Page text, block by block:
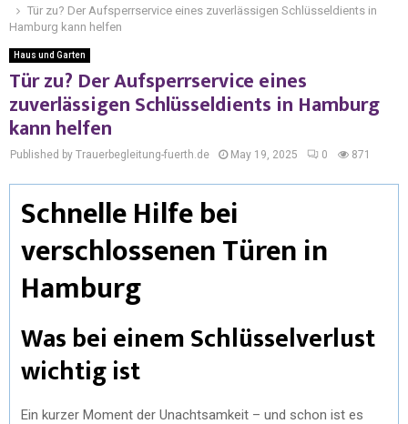
Tür zu? Der Aufsperrservice eines zuverlässigen Schlüsseldients in
Hamburg kann helfen
Haus und Garten
Tür zu? Der Aufsperrservice eines
zuverlässigen Schlüsseldients in Hamburg
kann helfen
Published by Trauerbegleitung-fuerth.de May 19, 2025 0 871
Schnelle Hilfe bei
verschlossenen Türen in
Hamburg
Was bei einem Schlüsselverlust
wichtig ist
Ein kurzer Moment der Unachtsamkeit – und schon ist es